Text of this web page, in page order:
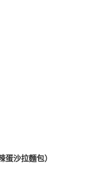
沙拉麵包）